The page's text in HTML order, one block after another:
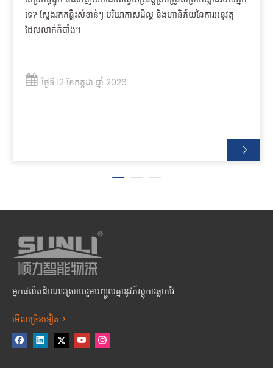
ទេ? ស្វែងរកគន្លឹះសំខាន់ៗ បរិយាកាសដ៏ល្អ និងហានិភ័យនៃការអនុវត្ត
ដែលលាក់កំបាំង។
ថ្ងៃទី 12 ខែកក្កដា ឆ្នាំ 2026
អ្នកផលិតដំណោះស្រាយរួមបញ្ចូលគ្នានូវភ័ស្តុភារឆ្លាតវៃ
មើលច្រើនទៀត >